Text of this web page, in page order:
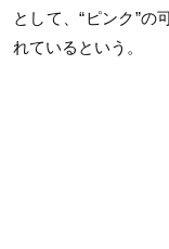
として、“ピンク”の
れているという。